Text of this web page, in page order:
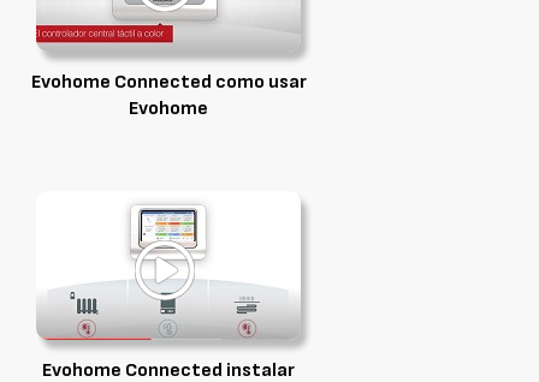
Evohome Connected como usar
Evohome
Evohome Connected instalar